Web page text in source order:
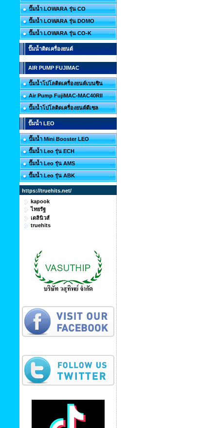
ปั๊มน้ำ LOWARA รุ่น CO
ปั๊มน้ำ LOWARA รุ่น DOMO
ปั๊มน้ำ LOWARA รุ่น CO-K
ปั๊มน้ำติดเครื่องยนต์
AIR PUMP FUJIMAC
ปั๊มน้ำโปโลติดเครื่องยนต์เบนซิน
Air Pump FujiMAC-MAC40RII
ปั๊มน้ำโปโลติดเครื่องยนต์ดีเซล
ปั๊มน้ำ LEO
ปั๊มน้ำ Mini Booster LEO
ปั๊มน้ำ Leo รุ่น ECH
ปั๊มน้ำ Leo รุ่น AMS
ปั๊มน้ำ Leo รุ่น ABK
https://truehits.net/
kapook
ไทยรัฐ
เดลินิวส์
truehits